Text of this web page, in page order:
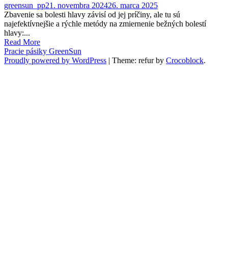
greensun_pp21. novembra 202426. marca 2025
Zbavenie sa bolesti hlavy závisí od jej príčiny, ale tu sú
najefektívnejšie a rýchle metódy na zmiernenie bežných bolestí
hlavy:...
Read More
Pracie pásiky GreenSun
Proudly powered by WordPress | Theme: refur by Crocoblock.